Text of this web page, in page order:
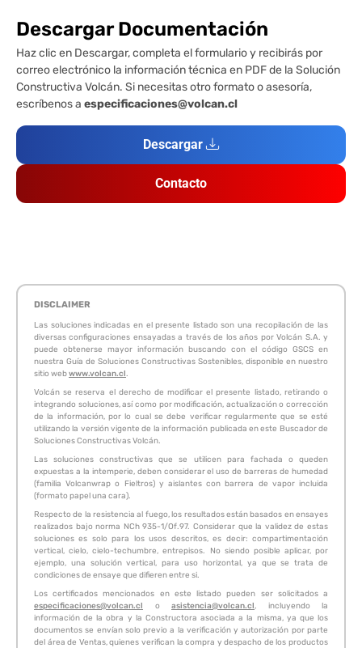
Descargar Documentación
Haz clic en Descargar, completa el formulario y recibirás por
correo electrónico la información técnica en PDF de la Solución
Constructiva Volcán. Si necesitas otro formato o asesoría,
escríbenos a especificaciones@volcan.cl
Descargar
Contacto
DISCLAIMER
Las soluciones indicadas en el presente listado son una recopilación de las
diversas configuraciones ensayadas a través de los años por Volcán S.A. y
puede obtenerse mayor información buscando con el código GSCS en
nuestra Guía de Soluciones Constructivas Sostenibles, disponible en nuestro
sitio webwww.volcan.cl.
Volcán se reserva el derecho de modificar el presente listado, retirando o
integrando soluciones, así como por modificación, actualización o corrección
de la información, por lo cual se debe verificar regularmente que se esté
utilizando la versión vigente de la información publicada en este Buscador de
Soluciones Constructivas Volcán.
Las soluciones constructivas que se utilicen para fachada o queden
expuestas a la intemperie, deben considerar el uso de barreras de humedad
(familia Volcanwrap o Fieltros) y aislantes con barrera de vapor incluida
(formato papel una cara).
Respecto de la resistencia al fuego, los resultados están basados en ensayes
realizados bajo norma NCh 935-1/Of.97. Considerar que la validez de estas
soluciones es solo para los usos descritos, es decir: compartimentación
vertical, cielo, cielo-techumbre, entrepisos. No siendo posible aplicar, por
ejemplo, una solución vertical, para uso horizontal, ya que se trata de
condiciones de ensaye que difieren entre si.
Los certificados mencionados en este listado pueden ser solicitados a
especificaciones@volcan.cl o asistencia@volcan.cl, incluyendo la
información de la obra y la Constructora asociada a la misma, ya que los
documentos se envían solo previo a la verificación y autorización por parte
del área de Ventas, quienes verifican la compra y despacho de los productos